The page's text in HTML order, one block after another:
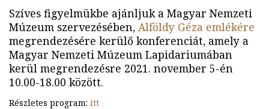
Szíves figyelmükbe ajánljuk a Magyar Nemzeti
Múzeum szervezésében, Alföldy Géza emlékére
megrendezésére kerülő konferenciát, amely a
Magyar Nemzeti Múzeum Lapidariumában
kerül megrendezésre 2021. november 5-én
10.00-18.00 között.
Részletes program: itt